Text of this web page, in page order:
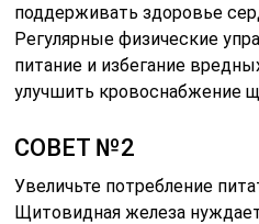
поддерживать здоровье
Регулярные физические
питание и избегание
улучшить кровоснабжение
СОВЕТ №2
Увеличьте потребление
Щитовидная железа